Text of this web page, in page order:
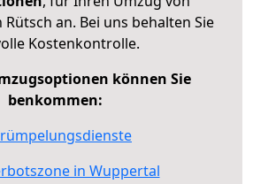
an. Bei uns behalten Sie
Kostenkontrolle.
können Sie
benkommen:
in Wuppertal